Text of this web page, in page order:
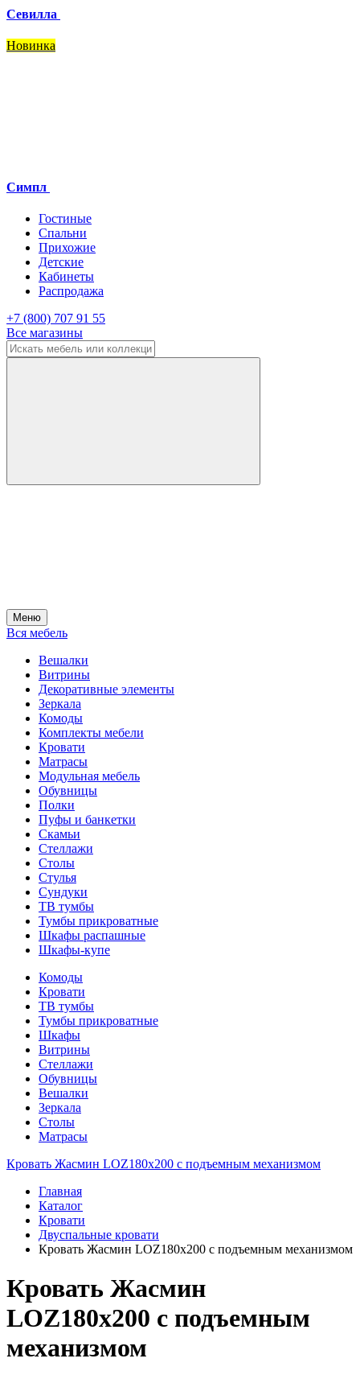
Севилла
Новинка
Симпл
Гостиные
Спальни
Прихожие
Детские
Кабинеты
Распродажа
+7 (800) 707 91 55
Все магазины
Меню
Вся мебель
Вешалки
Витрины
Декоративные элементы
Зеркала
Комоды
Комплекты мебели
Кровати
Матрасы
Модульная мебель
Обувницы
Полки
Пуфы и банкетки
Скамьи
Стеллажи
Столы
Стулья
Сундуки
ТВ тумбы
Тумбы прикроватные
Шкафы распашные
Шкафы-купе
Комоды
Кровати
ТВ тумбы
Тумбы прикроватные
Шкафы
Витрины
Стеллажи
Обувницы
Вешалки
Зеркала
Столы
Матрасы
Кровать Жасмин LOZ180х200 с подъемным механизмом
Главная
Каталог
Кровати
Двуспальные кровати
Кровать Жасмин LOZ180х200 с подъемным механизмом
Кровать Жасмин
LOZ180х200 с подъемным
механизмом